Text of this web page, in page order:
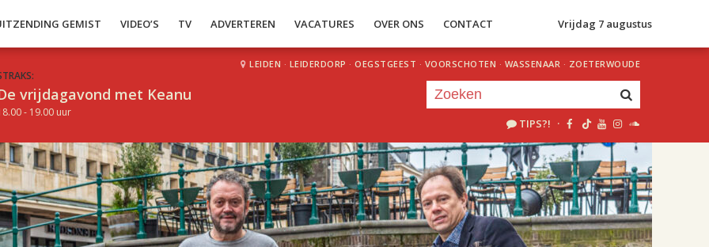
GEMIST VIDEO’S TV ADVERTEREN VACATURES OVER ONS CONTACT Vrijdag 7 augustus
vrijdagavond met Keanu
- 19.00 uur
LEIDEN · LEIDERDORP · OEGSTGEEST · VOORSCHOTEN · WASSENAAR · ZOETERWOUDE
TIPS?! ·
18.00
Je luistert nu naaruur 1 van 1
«Vorig uur Volgend uur»